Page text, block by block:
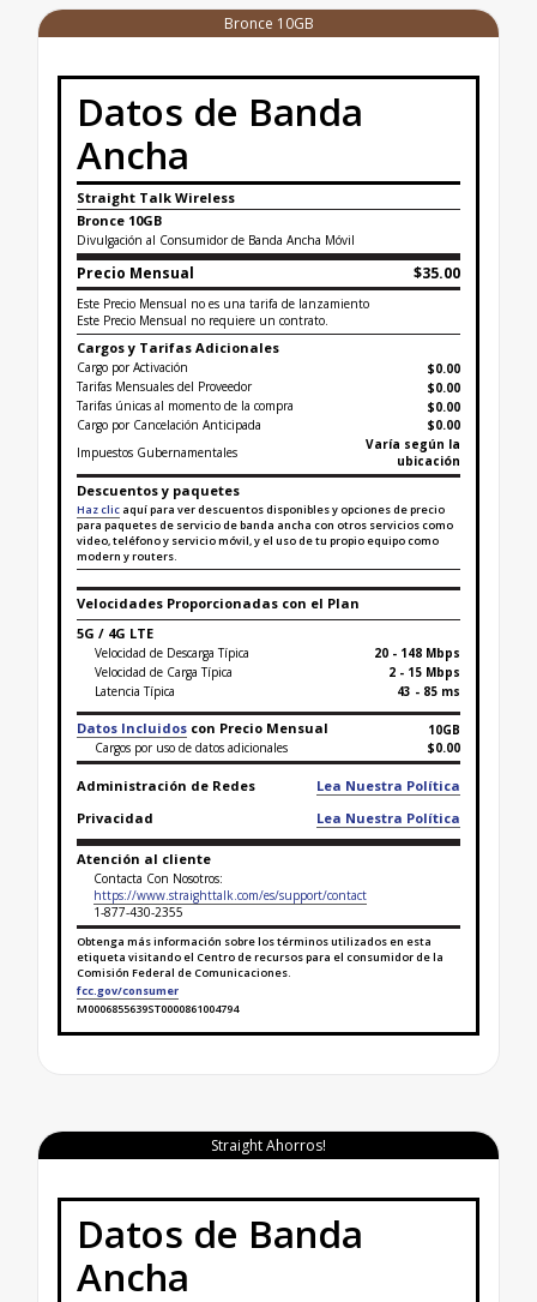
Bronce 10GB
Datos de Banda
Ancha
Straight Talk Wireless
Bronce 10GB
Divulgación al Consumidor de Banda Ancha Móvil
Precio Mensual $35.00
Este Precio Mensual no es una tarifa de lanzamiento
Este Precio Mensual no requiere un contrato.
Cargos y Tarifas Adicionales
Cargo por Activación
$0.00
Tarifas Mensuales del Proveedor
$0.00
Tarifas únicas al momento de la compra
$0.00
Cargo por Cancelación Anticipada
$0.00
Impuestos Gubernamentales
Varía según la
ubicación
Descuentos y paquetes
Haz clic aquí para ver descuentos disponibles y opciones de precio
para paquetes de servicio de banda ancha con otros servicios como
video, teléfono y servicio móvil, y el uso de tu propio equipo como
modern y routers.
Velocidades Proporcionadas con el Plan
5G / 4G LTE
Velocidad de Descarga Típica
20 - 148 Mbps
Velocidad de Carga Típica
2 - 15 Mbps
Latencia Típica
43 - 85 ms
Datos Incluidos con Precio Mensual
10GB
Cargos por uso de datos adicionales
$0.00
Administración de Redes
Lea Nuestra Política
Privacidad
Lea Nuestra Política
Atención al cliente
Contacta Con Nosotros:
https://www.straighttalk.com/es/support/contact
1-877-430-2355
Obtenga más información sobre los términos utilizados en esta
etiqueta visitando el Centro de recursos para el consumidor de la
Comisión Federal de Comunicaciones.
fcc.gov/consumer
M0006855639ST0000861004794
Finaliza la etiqueta de datos sobre banda ancha
Straight Ahorros!
Datos de Banda
Ancha